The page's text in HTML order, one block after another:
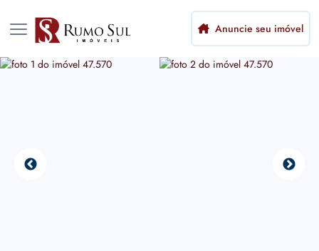
Anuncie seu imóvel